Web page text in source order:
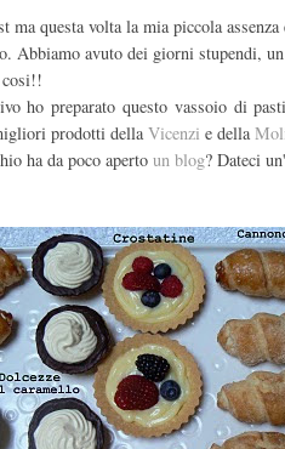
ma questa volta la mia piccola
Abbiamo avuto dei giorni stupendi,
ho preparato questo vassoio di
prodotti dellaVicenzi e della
ha da poco aperto un blog? Dateci